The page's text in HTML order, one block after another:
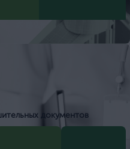
документов